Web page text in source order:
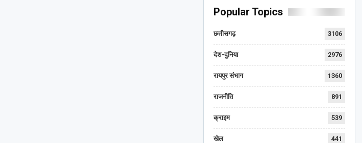
Popular Topics
छत्तीसगढ़ 3106
देश-दुनिया 2976
रायपुर संभाग 1360
राजनीति 891
क्राइम 539
खेल 441